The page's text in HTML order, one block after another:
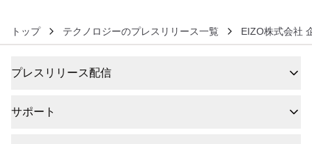
トップ テクノロジーのプレスリリース一覧 EIZO株式会社
プレスリリース配信
サポート